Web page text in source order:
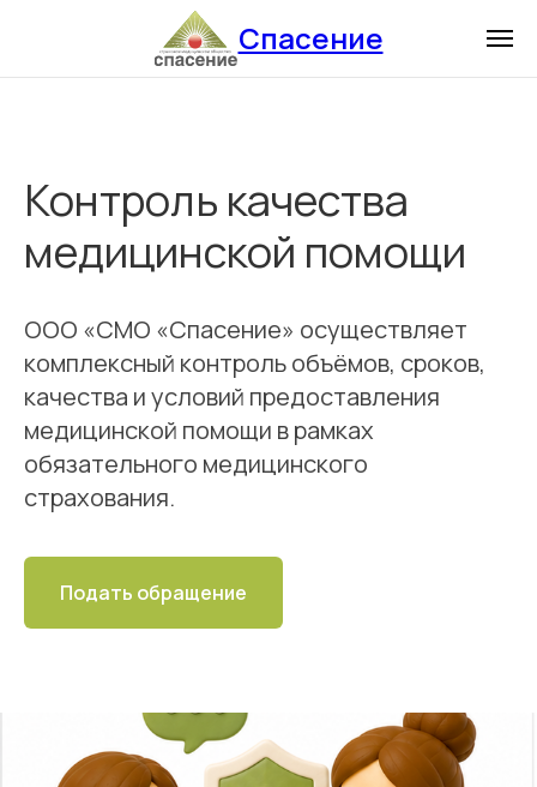
Спасение
Контроль качества
медицинской помощи
ООО «СМО «Спасение» осуществляет
комплексный контроль объёмов, сроков,
качества и условий предоставления
медицинской помощи в рамках
обязательного медицинского
страхования.
Подать обращение